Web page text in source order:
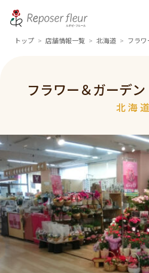
トップ > 店舗情報一覧 > 北海道 > フラ
フラワー＆ガーデ
北海道